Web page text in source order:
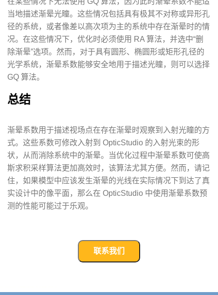
当地描述渐晕光瞳。这些情况包括具有极其不对称或异形孔
径的系统，或者像差以高次项为主的系统中存在渐晕时的情
况。在这些情况下，优化时必须使用 RA 算法，并选中“删
除渐晕”选项。然而，对于具有圆形、椭圆形或矩形孔径的
光学系统，渐晕系数能够安全地用于描述光瞳，则可以选择
GQ 算法。
总结
渐晕系数用于描述视场点在存在渐晕时观察到入射光瞳的方
式。这些系数可修改入射到 OpticStudio 的入射光束的形
状，从而消除系统中的渐晕。当优化过程中渐晕系数可使高
斯求积采样算法更加高效时，该算法尤其方便。然而，请记
住，如果模型中应该发生渐晕的光线在实际情况下到达了真
实设计中的像平面，那么在 OpticStudio 中使用渐晕系数预
测的性能可能过于乐观。
联系我们